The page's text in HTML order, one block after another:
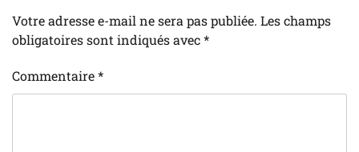
Votre adresse e-mail ne sera pas publiée. Les champs
obligatoires sont indiqués avec*
Commentaire*